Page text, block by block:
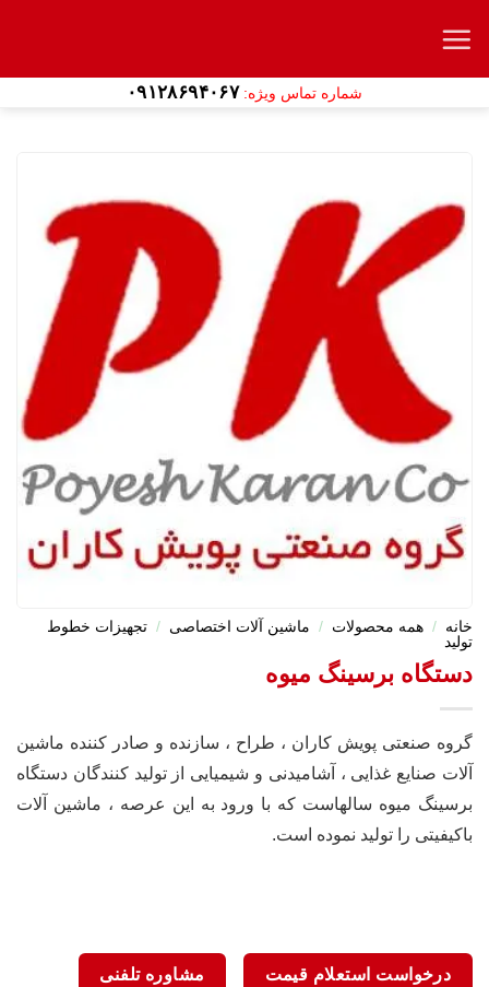
شماره تماس ویژه: ۰۹۱۲۸۶۹۴۰۶۷
خانه / همه محصولات / ماشین آلات اختصاصی / تجهیزات خطوط
تولید
دستگاه برسینگ میوه
گروه صنعتی پویش کاران ، طراح ، سازنده و صادر کننده ماشین
آلات صنایع غذایی ، آشامیدنی و شیمیایی از تولید کنندگان دستگاه
برسینگ میوه سالهاست که با ورود به این عرصه ، ماشین آلات
باکیفیتی را تولید نموده است.
درخواست استعلام قیمت مشاوره تلفنی